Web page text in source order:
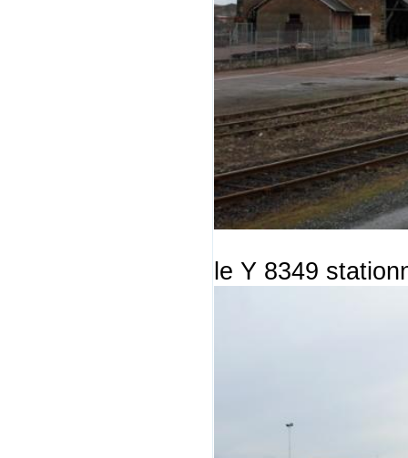
le Y 8349